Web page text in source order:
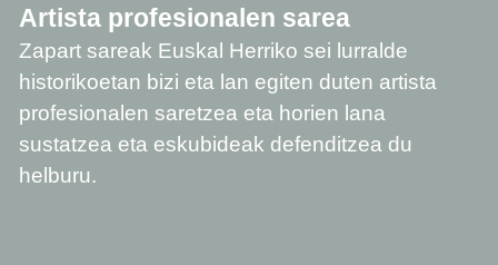
Artista profesionalen sarea
Zapart sareak Euskal Herriko sei lurralde
historikoetan bizi eta lan egiten duten artista
profesionalen saretzea eta horien lana
sustatzea eta eskubideak defenditzea du
helburu.